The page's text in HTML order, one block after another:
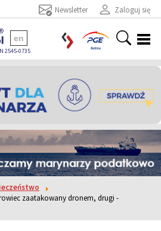
Zaloguj się
Newsletter
2545-0735
en
zaatakowany dronem, drugi -